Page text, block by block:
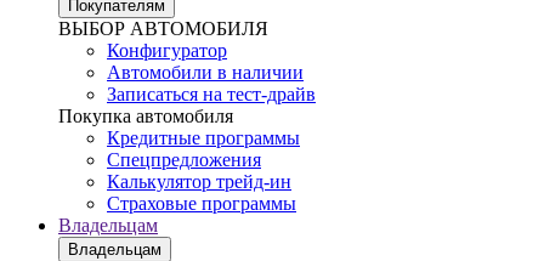
Покупателям
ВЫБОР АВТОМОБИЛЯ
Конфигуратор
Автомобили в наличии
Записаться на тест-драйв
Покупка автомобиля
Кредитные программы
Спецпредложения
Калькулятор трейд-ин
Страховые программы
Владельцам
Владельцам